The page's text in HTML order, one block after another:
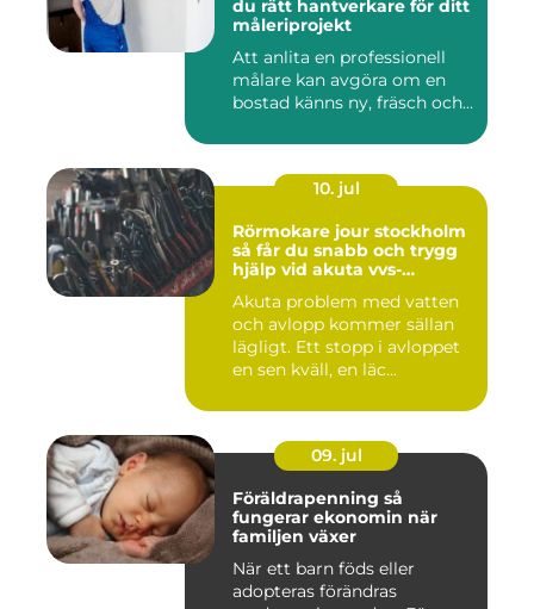
du rätt hantverkare för ditt
måleriprojekt
Att anlita en professionell
målare kan avgöra om en
bostad känns ny, fräsch och...
10. jul
Rörmokare jour stockholm
så får du snabb och trygg
hjälp vid akuta vvs-
Akuta problem med vatten
och avlopp kommer sällan
lägligt. Ett stopp i avloppet
en sen kväll, en läc...
09. jul
Föräldrapenning så
fungerar ekonomin när
familjen växer
När ett barn föds eller
adopteras förändras